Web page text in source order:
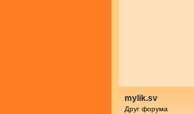
mylik.sv
Друг форума